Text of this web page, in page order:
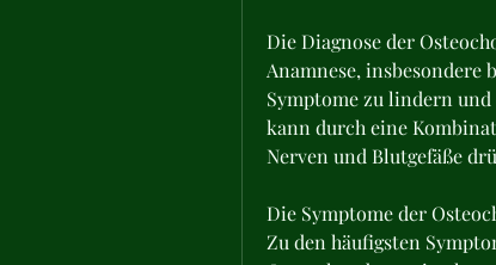
Die Diagnose der
Anamnese, insbesondere
Symptome zu lindern
kann durch eine
Nerven und Blutgefäße
Die Symptome der
Zu den häufigsten